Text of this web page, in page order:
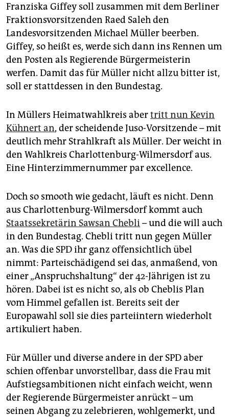
Franziska Giffey soll zusammen mit dem Berliner
Fraktionsvorsitzenden Raed Saleh den
Landesvorsitzenden Michael Müller beerben.
Giffey, so heißt es, werde sich dann ins Rennen um
den Posten als Regierende Bürgermeisterin
werfen. Damit das für Müller nicht allzu bitter ist,
soll er stattdessen in den Bundestag.
In Müllers Heimatwahlkreis abertritt nun Kevin
Kühnert an, der scheidende Juso-Vorsitzende – mit
deutlich mehr Strahlkraft als Müller. Der weicht in
den Wahlkreis Charlottenburg-Wilmersdorf aus.
Eine Hinterzimmernummer par excellence.
Doch so smooth wie gedacht, läuft es nicht. Denn
aus Charlottenburg-Wilmersdorf kommt auch
Staatssekretärin Sawsan Chebli– und die will auch
in den Bundestag. Chebli tritt nun gegen Müller
an. Was die SPD ihr ganz offensichtlich übel
nimmt: Parteischädigend sei das, anmaßend, von
einer „Anspruchshaltung“ der 42-Jährigen ist zu
hören. Dabei ist es nicht so, als ob Cheblis Plan
vom Himmel gefallen ist. Bereits seit der
Europawahl soll sie dies parteiintern wiederholt
artikuliert haben.
Für Müller und diverse andere in der SPD aber
schien offenbar unvorstellbar, dass die Frau mit
Aufstiegsambitionen nicht einfach weicht, wenn
der Regierende Bürgermeister anrückt – um
seinen Abgang zu zelebrieren, wohlgemerkt, und